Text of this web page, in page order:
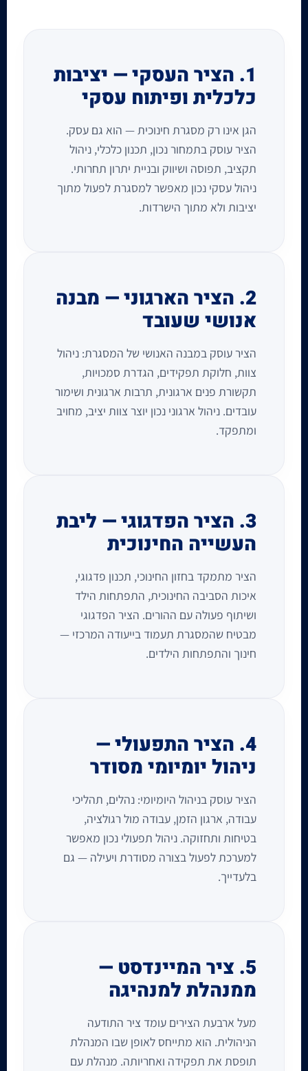
1. הציר העסקי — יציבות
כלכלית ופיתוח עסקי
הגן אינו רק מסגרת חינוכית — הוא גם עסק.
הציר עוסק בתמחור נכון, תכנון כלכלי, ניהול
תקציב, תפוסה ושיווק ובניית יתרון תחרותי.
ניהול עסקי נכון מאפשר למסגרת לפעול מתוך
יציבות ולא מתוך הישרדות.
2. הציר הארגוני — מבנה
אנושי שעובד
הציר עוסק במבנה האנושי של המסגרת: ניהול
צוות, חלוקת תפקידים, הגדרת סמכויות,
תקשורת פנים ארגונית, תרבות ארגונית ושימור
עובדים. ניהול ארגוני נכון יוצר צוות יציב, מחויב
ומתפקד.
3. הציר הפדגוגי — ליבת
העשייה החינוכית
הציר מתמקד בחזון החינוכי, תכנון פדגוגי,
איכות הסביבה החינוכית, התפתחות הילד
ושיתוף פעולה עם ההורים. הציר הפדגוגי
מבטיח שהמסגרת תעמוד בייעודה המרכזי —
חינוך והתפתחות הילדים.
4. הציר התפעולי —
ניהול יומיומי מסודר
הציר עוסק בניהול היומיומי: נהלים, תהליכי
עבודה, ארגון הזמן, עבודה מול רגולציה,
בטיחות ותחזוקה. ניהול תפעולי נכון מאפשר
למערכת לפעול בצורה מסודרת ויעילה — גם
בלעדייך.
5. ציר המיינדסט —
ממנהלת למנהיגה
מעל ארבעת הצירים עומד ציר התודעה
הניהולית. הוא מתייחס לאופן שבו המנהלת
תופסת את תפקידה ואחריותה. מנהלת עם